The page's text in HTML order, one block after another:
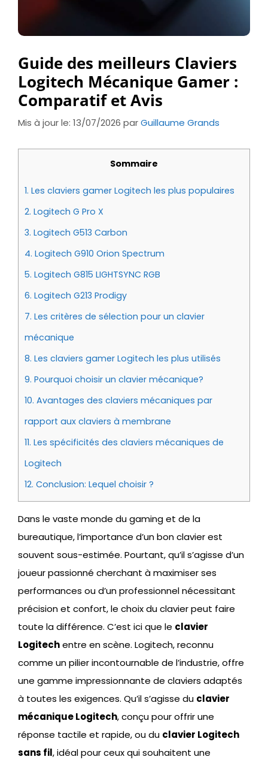
Guide des meilleurs Claviers
Logitech Mécanique Gamer :
Comparatif et Avis
Mis à jour le: 13/07/2026 parGuillaume Grands
Sommaire
1. Les claviers gamer Logitech les plus populaires
2. Logitech G Pro X
3. Logitech G513 Carbon
4. Logitech G910 Orion Spectrum
5. Logitech G815 LIGHTSYNC RGB
6. Logitech G213 Prodigy
7. Les critères de sélection pour un clavier
mécanique
8. Les claviers gamer Logitech les plus utilisés
9. Pourquoi choisir un clavier mécanique?
10. Avantages des claviers mécaniques par
rapport aux claviers à membrane
11. Les spécificités des claviers mécaniques de
Logitech
12. Conclusion: Lequel choisir ?
Dans le vaste monde du gaming et de la
bureautique, l’importance d’un bon clavier est
souvent sous-estimée. Pourtant, qu’il s’agisse d’un
joueur passionné cherchant à maximiser ses
performances ou d’un professionnel nécessitant
précision et confort, le choix du clavier peut faire
toute la différence. C’est ici que le clavier
Logitechentre en scène. Logitech, reconnu
comme un pilier incontournable de l’industrie, offre
une gamme impressionnante de claviers adaptés
à toutes les exigences. Qu’il s’agisse du clavier
mécanique Logitech, conçu pour offrir une
réponse tactile et rapide, ou du clavier Logitech
sans fil, idéal pour ceux qui souhaitent une